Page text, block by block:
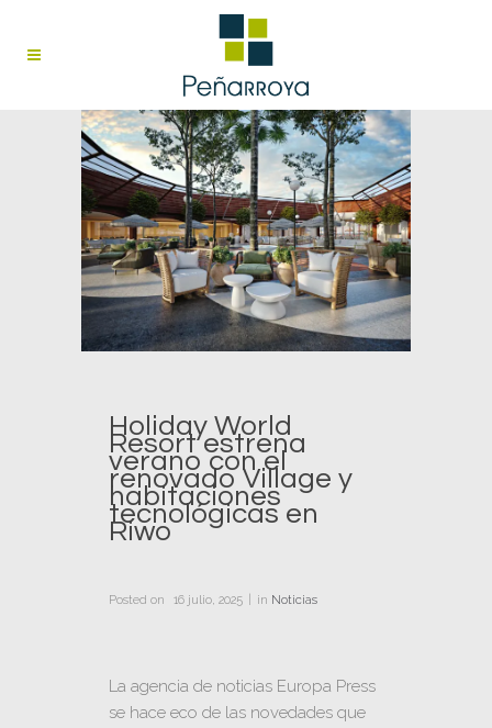
Holiday World
Resort estrena
verano con el
renovado Village y
habitaciones
tecnológicas en
Riwo
Posted on 16 julio, 2025 in Noticias
La agencia de noticias Europa Press
se hace eco de las novedades que